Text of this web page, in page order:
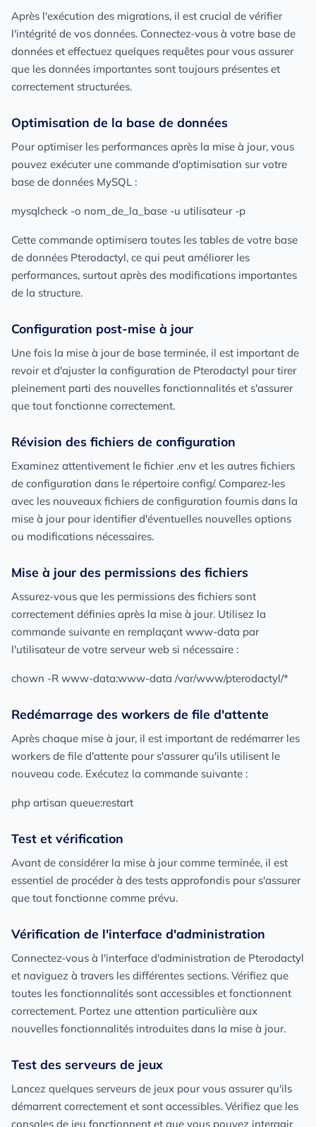
Après l'exécution des migrations, il est crucial de vérifier
l'intégrité de vos données. Connectez-vous à votre base de
données et effectuez quelques requêtes pour vous assurer
que les données importantes sont toujours présentes et
correctement structurées.
Optimisation de la base de données
Pour optimiser les performances après la mise à jour, vous
pouvez exécuter une commande d'optimisation sur votre
base de données MySQL :
mysqlcheck -o nom_de_la_base -u utilisateur -p
Cette commande optimisera toutes les tables de votre base
de données Pterodactyl, ce qui peut améliorer les
performances, surtout après des modifications importantes
de la structure.
Configuration post-mise à jour
Une fois la mise à jour de base terminée, il est important de
revoir et d'ajuster la configuration de Pterodactyl pour tirer
pleinement parti des nouvelles fonctionnalités et s'assurer
que tout fonctionne correctement.
Révision des fichiers de configuration
Examinez attentivement le fichier .env et les autres fichiers
de configuration dans le répertoire config/. Comparez-les
avec les nouveaux fichiers de configuration fournis dans la
mise à jour pour identifier d'éventuelles nouvelles options
ou modifications nécessaires.
Mise à jour des permissions des fichiers
Assurez-vous que les permissions des fichiers sont
correctement définies après la mise à jour. Utilisez la
commande suivante en remplaçant www-data par
l'utilisateur de votre serveur web si nécessaire :
chown -R www-data:www-data /var/www/pterodactyl/*
Redémarrage des workers de file d'attente
Après chaque mise à jour, il est important de redémarrer les
workers de file d'attente pour s'assurer qu'ils utilisent le
nouveau code. Exécutez la commande suivante :
php artisan queue:restart
Test et vérification
Avant de considérer la mise à jour comme terminée, il est
essentiel de procéder à des tests approfondis pour s'assurer
que tout fonctionne comme prévu.
Vérification de l'interface d'administration
Connectez-vous à l'interface d'administration de Pterodactyl
et naviguez à travers les différentes sections. Vérifiez que
toutes les fonctionnalités sont accessibles et fonctionnent
correctement. Portez une attention particulière aux
nouvelles fonctionnalités introduites dans la mise à jour.
Test des serveurs de jeux
Lancez quelques serveurs de jeux pour vous assurer qu'ils
démarrent correctement et sont accessibles. Vérifiez que les
consoles de jeu fonctionnent et que vous pouvez interagir